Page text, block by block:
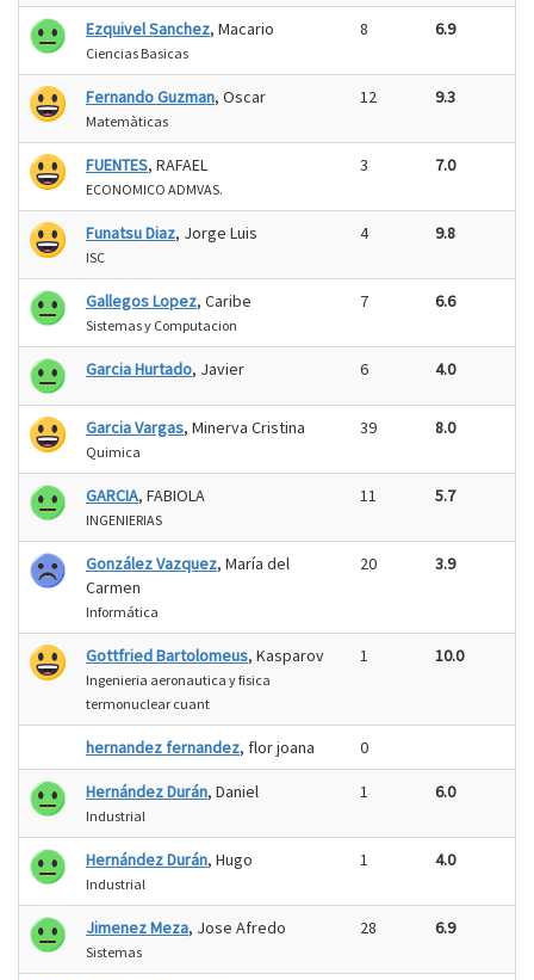
Ezquivel Sanchez, Macario
Ciencias Basicas
8 6.9
Fernando Guzman, Oscar
Matemàticas
12 9.3
FUENTES, RAFAEL
ECONOMICO ADMVAS.
3 7.0
Funatsu Diaz, Jorge Luis
ISC
4 9.8
Gallegos Lopez, Caribe
Sistemas y Computacion
7 6.6
Garcia Hurtado, Javier 6 4.0
Garcia Vargas, Minerva Cristina
Quimica
39 8.0
GARCIA, FABIOLA
INGENIERIAS
11 5.7
González Vazquez, María del
Carmen
Informática
20 3.9
Gottfried Bartolomeus, Kasparov
Ingenieria aeronautica y fisica
termonuclear cuant
1 10.0
hernandez fernandez, flor joana 0
Hernández Durán, Daniel
Industrial
1 6.0
Hernández Durán, Hugo
Industrial
1 4.0
Jimenez Meza, Jose Afredo
Sistemas
28 6.9